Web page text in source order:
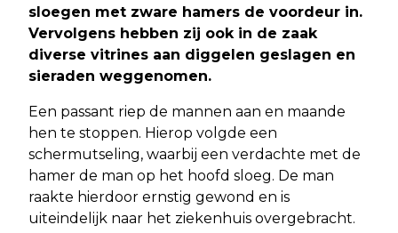
sloegen met zware hamers de voordeur in.
Vervolgens hebben zij ook in de zaak
diverse vitrines aan diggelen geslagen en
sieraden weggenomen.
Een passant riep de mannen aan en maande
hen te stoppen. Hierop volgde een
schermutseling, waarbij een verdachte met de
hamer de man op het hoofd sloeg. De man
raakte hierdoor ernstig gewond en is
uiteindelijk naar het ziekenhuis overgebracht.